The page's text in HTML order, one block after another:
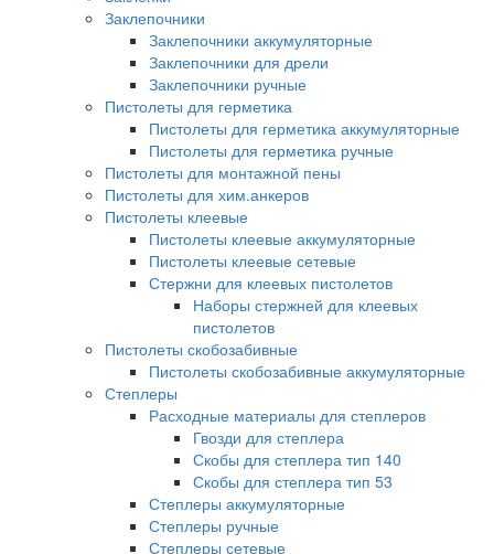
Заклепочники
Заклепочники аккумуляторные
Заклепочники для дрели
Заклепочники ручные
Пистолеты для герметика
Пистолеты для герметика аккумуляторные
Пистолеты для герметика ручные
Пистолеты для монтажной пены
Пистолеты для хим.анкеров
Пистолеты клеевые
Пистолеты клеевые аккумуляторные
Пистолеты клеевые сетевые
Стержни для клеевых пистолетов
Наборы стержней для клеевых
пистолетов
Пистолеты скобозабивные
Пистолеты скобозабивные аккумуляторные
Степлеры
Расходные материалы для степлеров
Гвозди для степлера
Скобы для степлера тип 140
Скобы для степлера тип 53
Степлеры аккумуляторные
Степлеры ручные
Степлеры сетевые